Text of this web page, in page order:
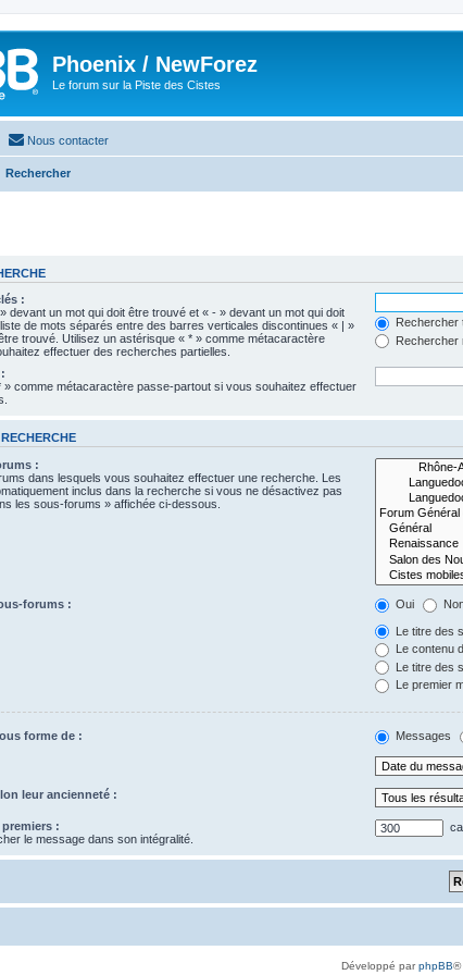
Phoenix / NewForez
Le forum sur la Piste des Cistes
Nous contacter
Rechercher
:
devant un mot qui doit être trouvé et « - » devant un mot qui doit
de mots séparés entre des barres verticales discontinues « | »
trouvé. Utilisez un astérisque « * » comme métacaractère
effectuer des recherches partielles.
Rechercher
Rechercher
» comme métacaractère passe-partout si vous souhaitez effectuer
:
dans lesquels vous souhaitez effectuer une recherche. Les
inclus dans la recherche si vous ne désactivez pas
les sous-forums » affichée ci-dessous.
forums : Oui
Le titre des
Le contenu
Le titre des
Le premier
forme de : Messages
leur ancienneté :
:
le message dans son intégralité.
Développé parphpBB®